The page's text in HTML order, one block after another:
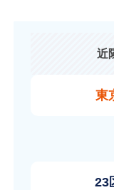
近
東
23